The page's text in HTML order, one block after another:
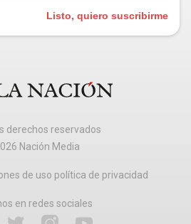
Listo, quiero suscribirme
derechos reservados
Nación Media
de uso política de privacidad
en redes sociales